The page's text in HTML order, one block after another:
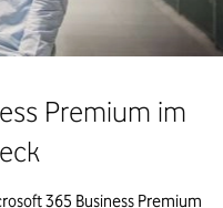
Premium im
365 Business Premium